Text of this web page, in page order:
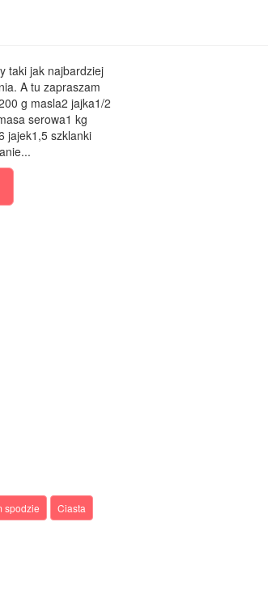
taki jak najbardziej
A tu zapraszam
g masla2 jajka1/2
serowa1 kg
jajek1,5 szklanki
spodzie Ciasta